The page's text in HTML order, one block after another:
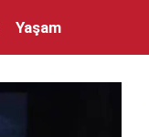
Yaşam